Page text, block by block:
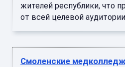
жителей республики, что
от всей целевой
Смоленские